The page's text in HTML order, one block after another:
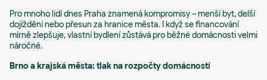
Pro mnoho lidí dnes Praha znamená kompromisy – menší byt, delší
dojíždění nebo přesun za hranice města. I když se financování
mírně zlepšuje, vlastní bydlení zůstává pro běžné domácnosti velmi
náročné.
Brno a krajská města: tlak na rozpočty domácností